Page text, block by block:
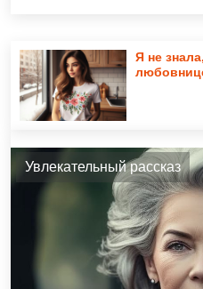
Я не
Увлекательный рассказ